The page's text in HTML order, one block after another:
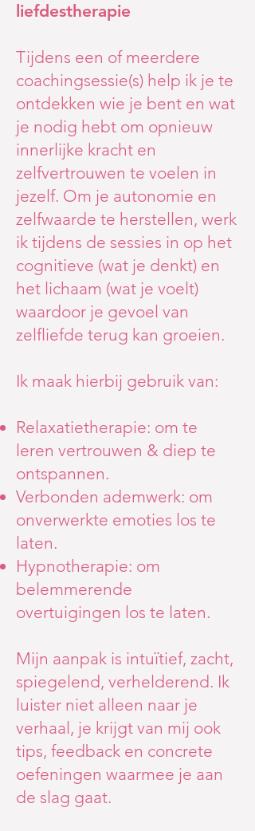
liefdestherapie
Tijdens een of meerdere
coachingsessie(s) help ik je te
ontdekken wie je bent en wat
je nodig hebt om opnieuw
innerlijke kracht en
zelfvertrouwen te voelen in
jezelf. Om je autonomie en
zelfwaarde te herstellen, werk
ik tijdens de sessies in op het
cognitieve (wat je denkt) en
het lichaam (wat je voelt)
waardoor je gevoel van
zelfliefde terug kan groeien.
Ik maak hierbij gebruik van:
Relaxatietherapie: om te
leren vertrouwen & diep te
ontspannen.
Verbonden ademwerk: om
onverwerkte emoties los te
laten.
Hypnotherapie: om
belemmerende
overtuigingen los te laten.
Mijn aanpak is intuïtief, zacht,
spiegelend, verhelderend. Ik
luister niet alleen naar je
verhaal, je krijgt van mij ook
tips, feedback en concrete
oefeningen waarmee je aan
de slag gaat.